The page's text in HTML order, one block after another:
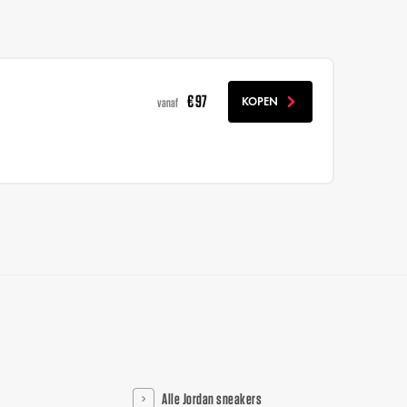
vanaf € 97 KOPEN
Alle Jordan sneakers